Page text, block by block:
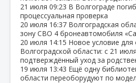
21 июля 09:23 В Волгограде
процессуальная проверка
20 июля 16:37 Волгоградская
зону СВО 4 бронеавтомобиля
20 июля 14:15 Новое условие для
Волгоградской области: с 21
подтверждённый уход за
19 июля 13:43 Ещё одну
области переоборудуют по